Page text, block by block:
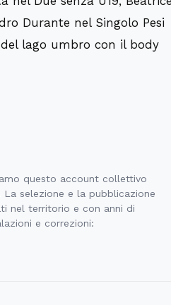
Durante nel Singolo Pesi
lago umbro con il body
questo account collettivo
selezione e la pubblicazione
nel territorio e con anni di
e correzioni: